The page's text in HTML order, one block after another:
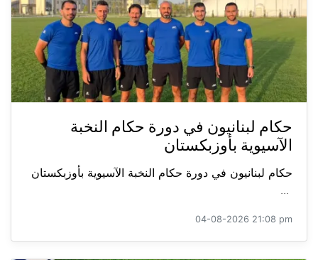
حكام لبنانيون في دورة حكام النخبة
الآسيوية بأوزبكستان
حكام لبنانيون في دورة حكام النخبة الآسيوية بأوزبكستان
...
04-08-2026 21:08 pm